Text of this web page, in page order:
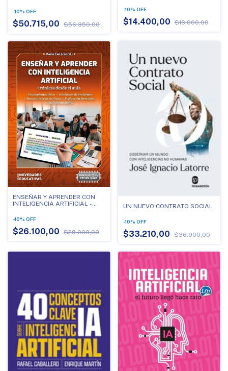
-10% OFF
$50.715,00 $56.350,00
-10% OFF
$14.400,00 $16.000,00
ENSEÑAR Y APRENDER CON
INTELIGENCIA ARTIFICIAL -
-10% OFF
$26.100,00 $29.000,00
UN NUEVO CONTRATO SOCIAL
-10% OFF
$33.210,00 $36.900,00